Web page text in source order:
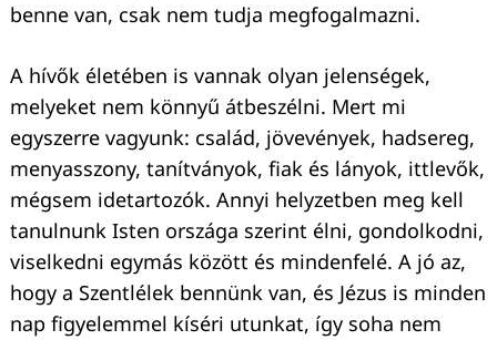
benne van, csak nem tudja megfogalmazni.
A hívők életében is vannak olyan jelenségek,
melyeket nem könnyű átbeszélni. Mert mi
egyszerre vagyunk: család, jövevények, hadsereg,
menyasszony, tanítványok, fiak és lányok, ittlevők,
mégsem idetartozók. Annyi helyzetben meg kell
tanulnunk Isten országa szerint élni, gondolkodni,
viselkedni egymás között és mindenfelé. A jó az,
hogy a Szentlélek bennünk van, és Jézus is minden
nap figyelemmel kíséri utunkat, így soha nem